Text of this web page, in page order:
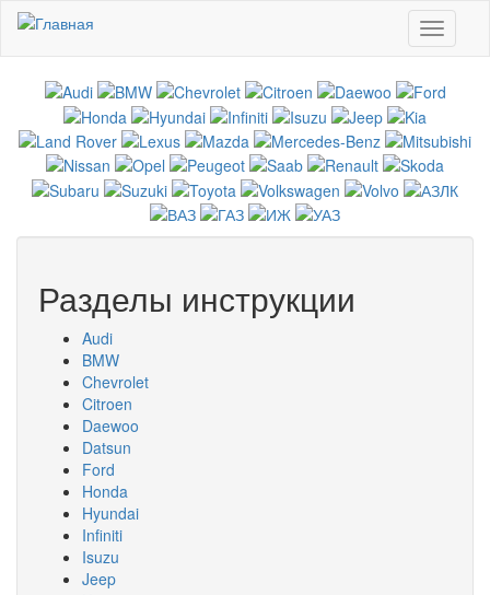
Перейти к основному содержанию
Toggle
Разделы инструкции
Audi
BMW
Chevrolet
Citroen
Daewoo
Datsun
Ford
Honda
Hyundai
Infiniti
Isuzu
Jeep